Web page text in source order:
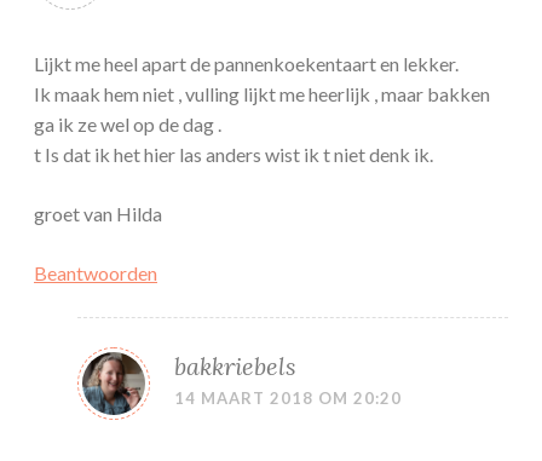
Lijkt me heel apart de pannenkoekentaart en lekker.
Ik maak hem niet , vulling lijkt me heerlijk , maar bakken
ga ik ze wel op de dag .
t Is dat ik het hier las anders wist ik t niet denk ik.
groet van Hilda
Beantwoorden
bakkriebels
14 MAART 2018 OM 20:20